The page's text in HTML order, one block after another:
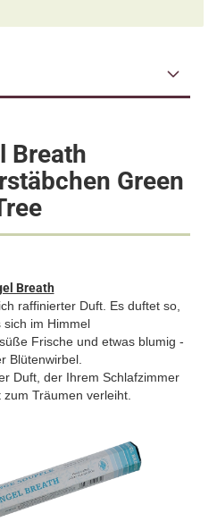
Breath
Green
Breath
raffinierter Duft. Es duftet so,
sich im Himmel
Frische und etwas blumig -
Blütenwirbel.
Duft, der Ihrem Schlafzimmer
Träumen verleiht.